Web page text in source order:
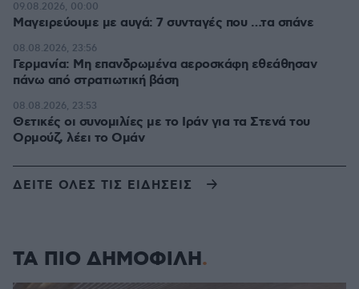
Μαγειρεύουμε με αυγά: 7 συνταγές που …τα σπάνε
09.08.2026, 00:00
Γερμανία: Μη επανδρωμένα αεροσκάφη εθεάθησαν
πάνω από στρατιωτική βάση
08.08.2026, 23:56
Θετικές οι συνομιλίες με το Ιράν για τα Στενά του
Ορμούζ, λέει το Ομάν
08.08.2026, 23:53
ΔΕΙΤΕ ΟΛΕΣ ΤΙΣ ΕΙΔΗΣΕΙΣ
ΤΑ ΠΙΟ ΔΗΜΟΦΙΛΗ